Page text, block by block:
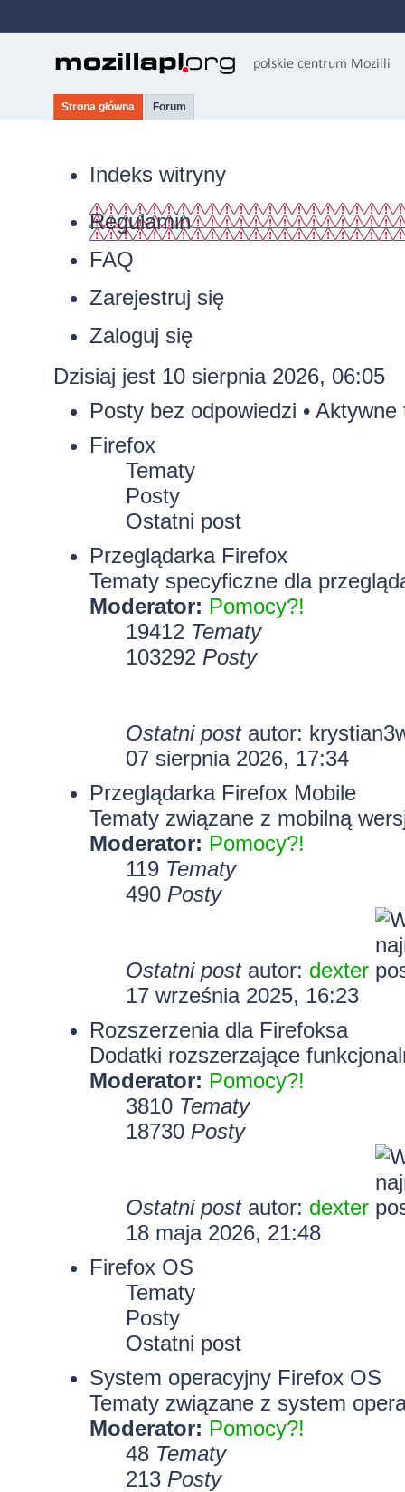
Strona główna Forum
Indeks witryny
Regulamin
FAQ
Zarejestruj się
Zaloguj się
Dzisiaj jest 10 sierpnia 2026, 06:05
Posty bez odpowiedzi • Aktywne
Firefox
Tematy
Posty
Ostatni post
Przeglądarka Firefox
Tematy specyficzne dla
Moderator: Pomocy?!
19412 Tematy
103292 Posty
Ostatni postautor:
07 sierpnia 2026, 17:34
Przeglądarka Firefox Mobile
Tematy związane z mobilną
Moderator: Pomocy?!
119 Tematy
490 Posty
Ostatni postautor: dexter
17 września 2025, 16:23
Rozszerzenia dla Firefoksa
Dodatki rozszerzające
Moderator: Pomocy?!
3810 Tematy
18730 Posty
Ostatni postautor: dexter
18 maja 2026, 21:48
Firefox OS
Tematy
Posty
Ostatni post
System operacyjny Firefox OS
Tematy związane z system
Moderator: Pomocy?!
48 Tematy
213 Posty